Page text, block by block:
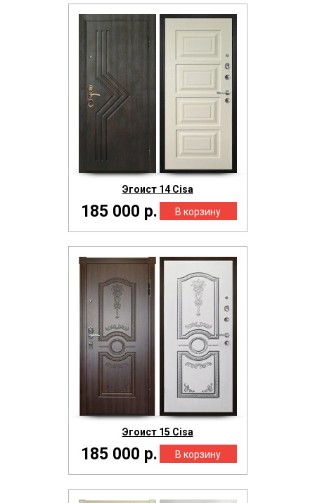
Эгоист 14 Cisa
185 000 р.
Эгоист 15 Cisa
185 000 р.